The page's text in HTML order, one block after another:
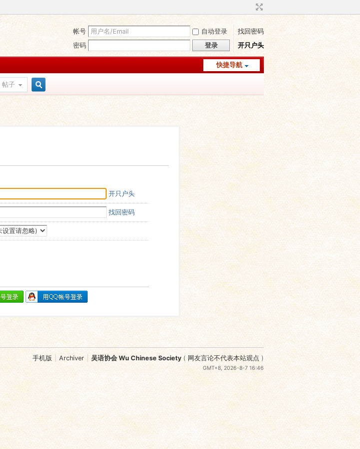
帐号 自动登录
找回密码
密码
登录 开只户头
快捷导航
帖子
开只户头
找回密码
手机版 Archiver 吴语协会 Wu Chinese Society ( 网友言论不代表本站观点 )
GMT+8, 2026-8-7 16:46